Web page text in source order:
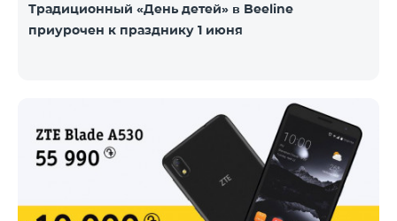
Традиционный «День детей» в Beeline
приурочен к празднику 1 июня